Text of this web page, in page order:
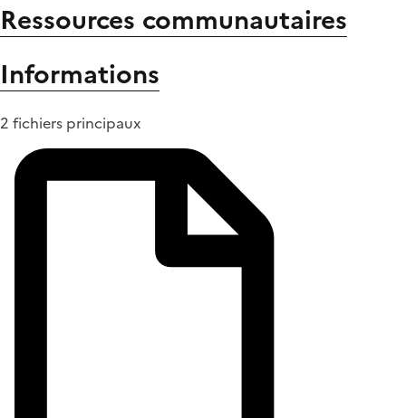
Ressources communautaires
Informations
2 fichiers principaux